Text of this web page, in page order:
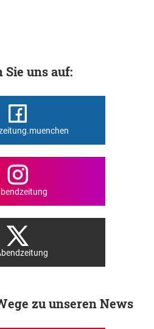
Sie uns auf:
zu unseren News